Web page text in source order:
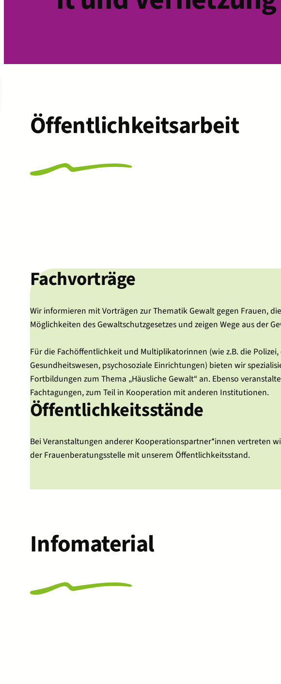
Öffentlichkeitsarbeit
Fachvorträge
Wir informieren mit Vorträgen zur Thematik Gewalt gegen Frauen, die
Möglichkeiten des Gewaltschutzgesetzes und zeigen Wege aus der
Für die Fachöffentlichkeit und Multiplikatorinnen (wie z.B. die Polizei,
Gesundheitswesen, psychosoziale Einrichtungen) bieten wir
Fortbildungen zum Thema „Häusliche Gewalt“ an. Ebenso
Fachtagungen, zum Teil in Kooperation mit anderen Institutionen.
Öffentlichkeitsstände
Bei Veranstaltungen anderer Kooperationspartner*innen vertreten
der Frauenberatungsstelle mit unserem Öffentlichkeitsstand.
Infomaterial